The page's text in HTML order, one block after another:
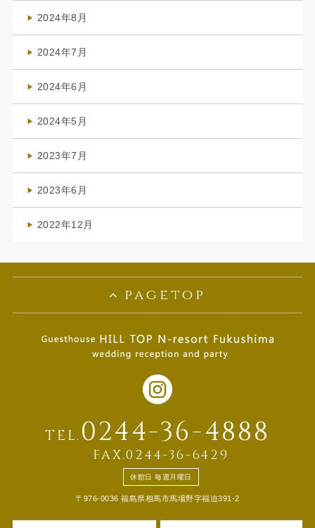
2024年8月
2024年7月
2024年6月
2024年5月
2023年7月
2023年6月
2022年12月
pagetop
TEL. 0244-36-4888
FAX.0244-36-6429
休館日 毎週月曜日
〒976-0036 福島県相馬市馬場野字福迫391-2